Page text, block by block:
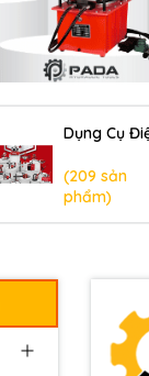
Dụng Cụ
(209 sản
phẩm)